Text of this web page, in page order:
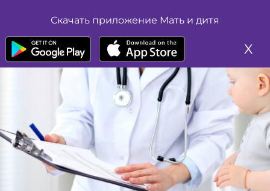
Размер шрифта
А
Цвет
Изображение
Вкл
Выкл
Обычная версия
Запись на прием
Скачать приложение Мать и дитя
X